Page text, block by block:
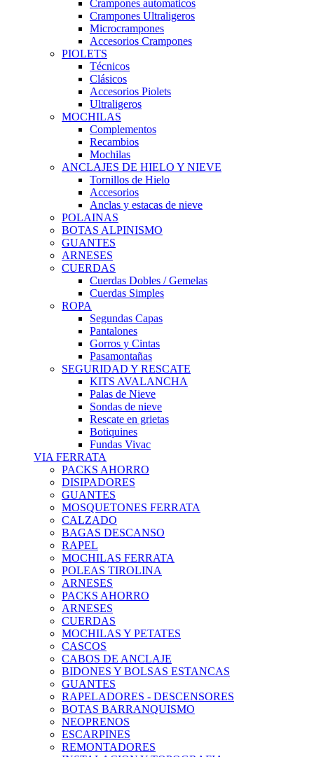
Crampones automaticos
Crampones Ultraligeros
Microcrampones
Accesorios Crampones
PIOLETS
Técnicos
Clásicos
Accesorios Piolets
Ultraligeros
MOCHILAS
Complementos
Recambios
Mochilas
ANCLAJES DE HIELO Y NIEVE
Tornillos de Hielo
Accesorios
Anclas y estacas de nieve
POLAINAS
BOTAS ALPINISMO
GUANTES
ARNESES
CUERDAS
Cuerdas Dobles / Gemelas
Cuerdas Simples
ROPA
Segundas Capas
Pantalones
Gorros y Cintas
Pasamontañas
SEGURIDAD Y RESCATE
KITS AVALANCHA
Palas de Nieve
Sondas de nieve
Rescate en grietas
Botiquines
Fundas Vivac
VIA FERRATA
PACKS AHORRO
DISIPADORES
GUANTES
MOSQUETONES FERRATA
CALZADO
BAGAS DESCANSO
RAPEL
MOCHILAS FERRATA
POLEAS TIROLINA
ARNESES
PACKS AHORRO
ARNESES
CUERDAS
MOCHILAS Y PETATES
CASCOS
CABOS DE ANCLAJE
BIDONES Y BOLSAS ESTANCAS
GUANTES
RAPELADORES - DESCENSORES
BOTAS BARRANQUISMO
NEOPRENOS
ESCARPINES
REMONTADORES